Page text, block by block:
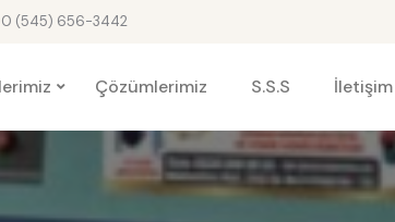
(545) 656-3442
Çözümlerimiz S.S.S İletişim